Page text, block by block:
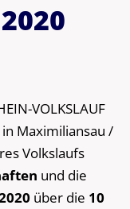
VOLKSLAUF
in Maximiliansau /
Volkslaufs
und die
über die 10